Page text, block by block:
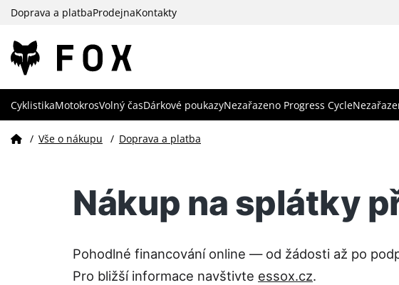
Doprava a platbaProdejnaKontakty
CyklistikaMotokrosVolný časDárkové poukazyNezařazeno Progress Cycle
/ Vše o nákupu / Doprava a platba
Nákup na splátky
Pohodlné financování online — od žádosti až po
Pro bližší informace navštivte essox.cz.